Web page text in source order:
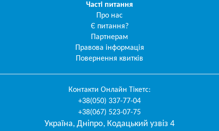
Часті питання
Про нас
Є питання?
Партнерам
Правова інформація
Повернення квитків
Контакти Онлайн Тікетс:
+38(050) 337-77-04
+38(067) 523-07-75
Україна, Дніпро, Кодацький узвіз 4